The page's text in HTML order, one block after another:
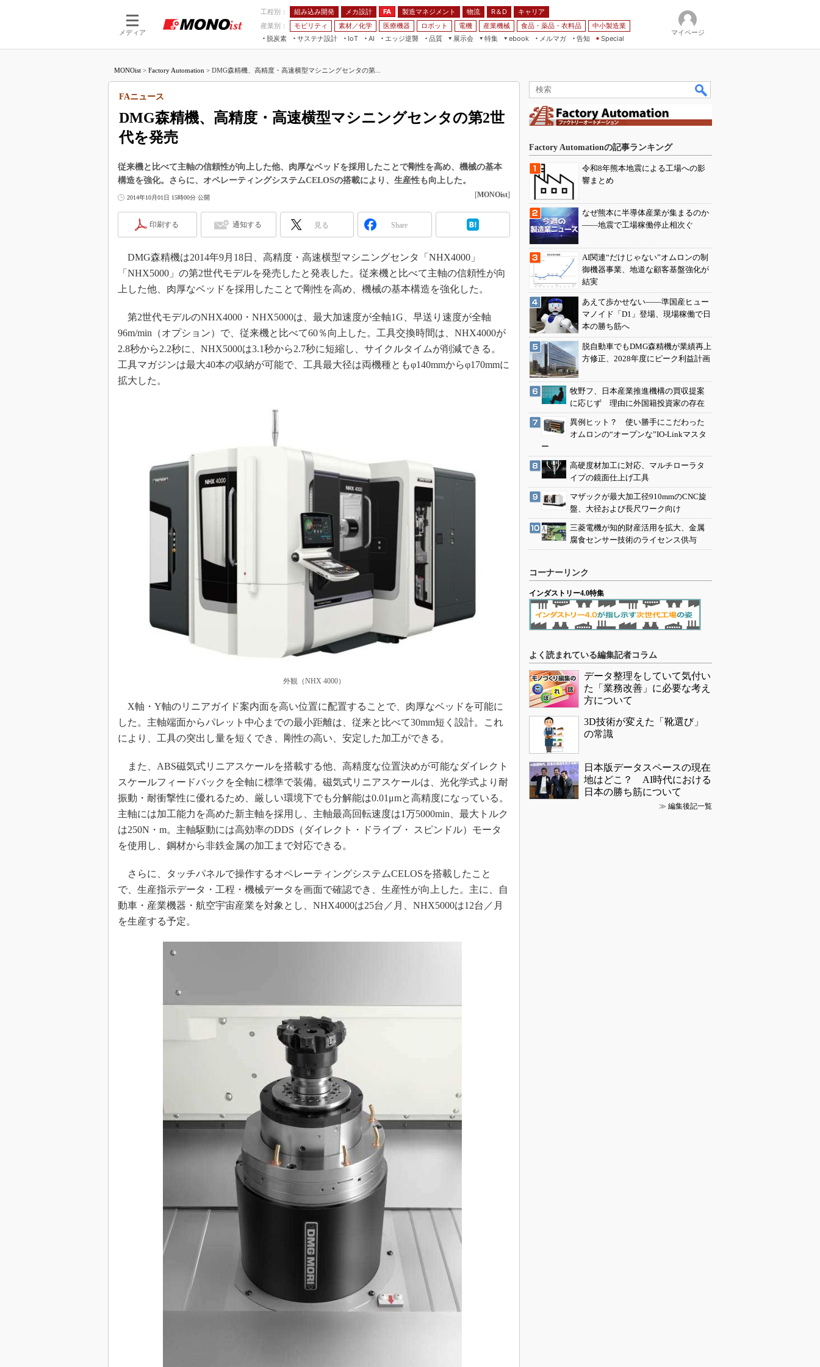
メディア
工程別： 組み込み開発 メカ設計 FA 製造マネジメント 物流 R＆D
キャリア
産業別：
モビリティ 素材／化学 医療機器 ロボット 電機 産業機械 食品・薬品・衣料品
中小製造業
脱炭素
サステナ設計
IoT
つながる工場
AI
AI×設備保全
エッジ逆襲 品質
展示会
JIMTOF
IIFES
TECHNO-FRONTIER
スマート工場EXPO
EdgeTech+
AUTOMOTIVE WORLD
産業オープンネット展
特集
つながるクルマ
組み込み画像技術
組み込みモデリング
車載ソフト開発
ISO26262
無償設計ツール
3Dプリンタ
デジタルツインとCAE
S＆OP
インダストリー4.0
イノベーション
製造業ビッグデータ
グローバル設計・開発
制御セキュリティ
新型コロナへの対応
ebook
メルマガ
告知 Special
マイページ
MONOist > Factory Automation > DMG森精機、高精度・高速横型マシニングセンタの第...
DMG森精機、高精度・高速横型マシニングセンタの第2世
代を発売
FAニュース
従来機と比べて主軸の信頼性が向上した他、肉厚なベッドを採用したことで剛性を高め、機械の基本
構造を強化。さらに、オペレーティングシステムCELOSの搭載により、生産性も向上した。
2014年10月01日 15時00分 公開 [MONOist]
印刷する 通知する 見る Share
DMG森精機は2014年9月18日、高精度・高速横型マシニングセンタ「NHX4000」
「NHX5000」の第2世代モデルを発売したと発表した。従来機と比べて主軸の信頼性が向
上した他、肉厚なベッドを採用したことで剛性を高め、機械の基本構造を強化した。
第2世代モデルのNHX4000・NHX5000は、最大加速度が全軸1G、早送り速度が全軸
96m/min（オプション）で、従来機と比べて60％向上した。工具交換時間は、NHX4000が
2.8秒から2.2秒に、NHX5000は3.1秒から2.7秒に短縮し、サイクルタイムが削減できる。
工具マガジンは最大40本の収納が可能で、工具最大径は両機種ともφ140mmからφ170mmに
拡大した。
外観（NHX 4000）
X軸・Y軸のリニアガイド案内面を高い位置に配置することで、肉厚なベッドを可能に
した。主軸端面からパレット中心までの最小距離は、従来と比べて30mm短く設計。これ
により、工具の突出し量を短くでき、剛性の高い、安定した加工ができる。
また、ABS磁気式リニアスケールを搭載する他、高精度な位置決めが可能なダイレクト
スケールフィードバックを全軸に標準で装備。磁気式リニアスケールは、光化学式より耐
振動・耐衝撃性に優れるため、厳しい環境下でも分解能は0.01μmと高精度になっている。
主軸には加工能力を高めた新主軸を採用し、主軸最高回転速度は1万5000min、最大トルク
は250N・m。主軸駆動には高効率のDDS（ダイレクト・ドライブ・ スピンドル）モータ
を使用し、鋼材から非鉄金属の加工まで対応できる。
さらに、タッチパネルで操作するオペレーティングシステムCELOSを搭載したこと
で、生産指示データ・工程・機械データを画面で確認でき、生産性が向上した。主に、自
動車・産業機器・航空宇宙産業を対象とし、NHX4000は25台／月、NHX5000は12台／月
を生産する予定。
Factory Automationの記事ランキング
令和8年熊本地震による工場への影
響まとめ
なぜ熊本に半導体産業が集まるのか
――地震で工場稼働停止相次ぐ
AI関連“だけじゃない”オムロンの制
御機器事業、地道な顧客基盤強化が
結実
あえて歩かせない――準国産ヒュー
マノイド「D1」登場、現場稼働で日
本の勝ち筋へ
脱自動車でもDMG森精機が業績再上
方修正、2028年度にピーク利益計画
牧野フ、日本産業推進機構の買収提案
に応じず 理由に外国籍投資家の存在
異例ヒット？ 使い勝手にこだわった
オムロンの“オープンな”IO-Linkマスタ
ー
高硬度材加工に対応、マルチローラタ
イプの鏡面仕上げ工具
マザックが最大加工径910mmのCNC旋
盤、大径および長尺ワーク向け
三菱電機が知的財産活用を拡大、金属
腐食センサー技術のライセンス供与
コーナーリンク
インダストリー4.0特集
よく読まれている編集記者コラム
データ整理をしていて気付い
た「業務改善」に必要な考え
方について
3D技術が変えた「靴選び」
の常識
日本版データスペースの現在
地はどこ？ AI時代における
日本の勝ち筋について
≫ 編集後記一覧